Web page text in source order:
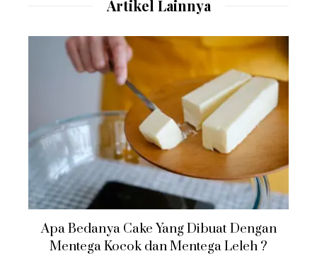
Artikel Lainnya
Apa Bedanya Cake Yang Dibuat Dengan
Mentega Kocok dan Mentega Leleh ?